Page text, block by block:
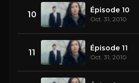
10 Épisode 10
Oct. 31, 2010
11 Épisode 11
Oct. 31, 2010